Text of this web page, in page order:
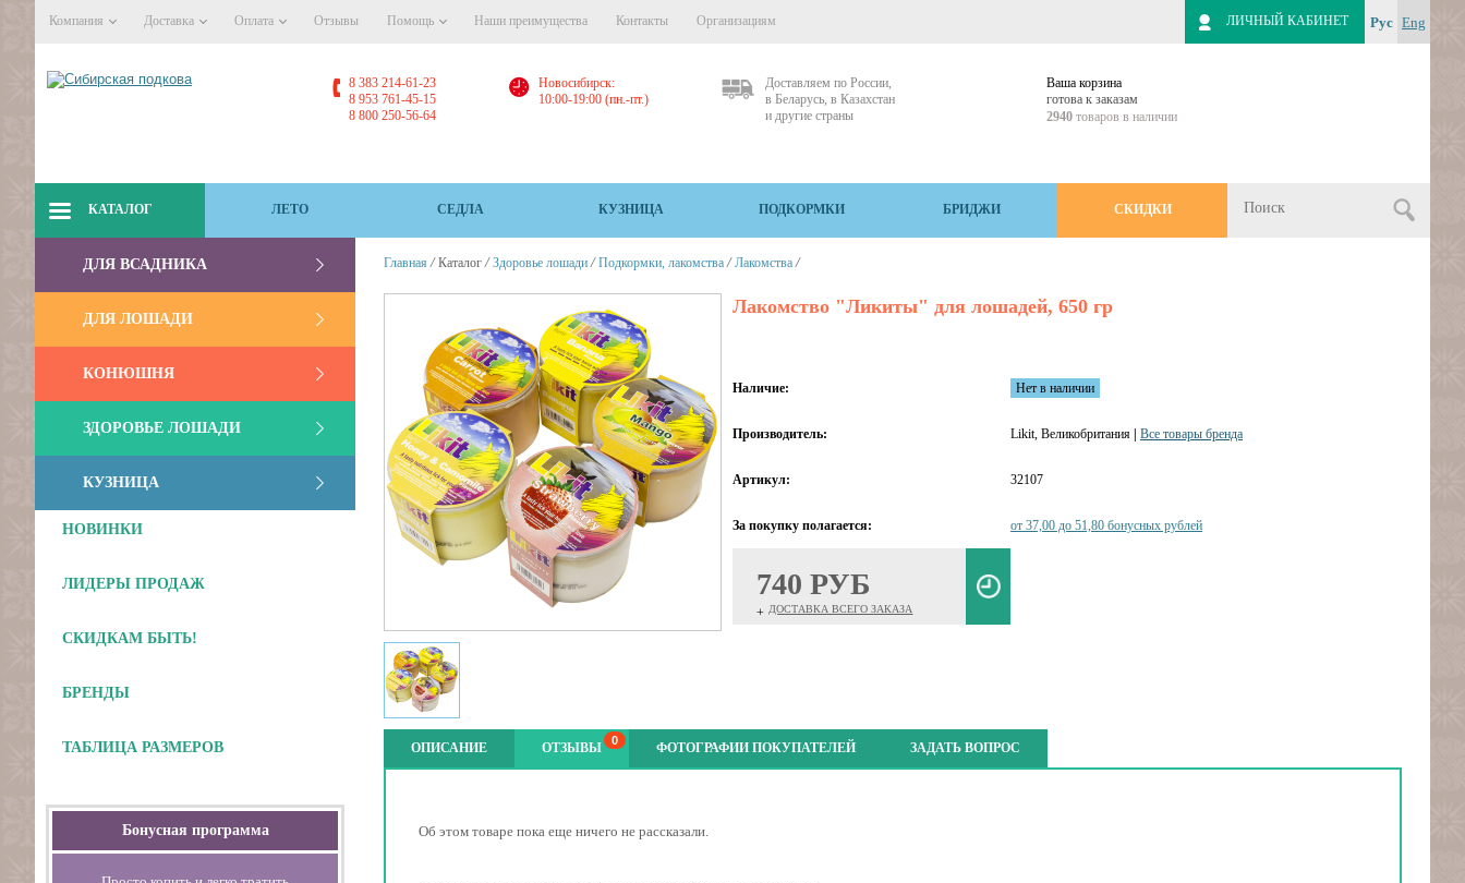
Компания Доставка Оплата Отзывы Помощь Наши преимущества Контакты Организациям Рус Eng
ЛИЧНЫЙ КАБИНЕТ
8 383 214-61-23
8 953 761-45-15
8 800 250-56-64
Новосибирск:
10:00-19:00 (пн.-пт.)
Доставляем по России,
в Беларусь, в Казахстан
и другие страны
Ваша корзина
готова к заказам
2940 товаров в наличии
КАТАЛОГ ЛЕТО СЕДЛА КУЗНИЦА ПОДКОРМКИ БРИДЖИ СКИДКИ
ДЛЯ ВСАДНИКА
ДЛЯ ЛОШАДИ
КОНЮШНЯ
ЗДОРОВЬЕ ЛОШАДИ
КУЗНИЦА
НОВИНКИ
ЛИДЕРЫ ПРОДАЖ
СКИДКАМ БЫТЬ!
БРЕНДЫ
ТАБЛИЦА РАЗМЕРОВ
Бонусная программа
Главная / Каталог / Здоровье лошади / Подкормки, лакомства / Лакомства /
Лакомство "Ликиты" для лошадей, 650 гр
Наличие: Нет в наличии
Производитель: Likit, Великобритания| Все товары бренда
Артикул: 32107
За покупку полагается: от 37,00 до 51,80 бонусных рублей
740 РУБ
+ ДОСТАВКА ВСЕГО ЗАКАЗА
ОПИСАНИЕ ОТЗЫВЫ 0 ФОТОГРАФИИ ПОКУПАТЕЛЕЙ ЗАДАТЬ ВОПРОС
Об этом товаре пока еще ничего не рассказали.